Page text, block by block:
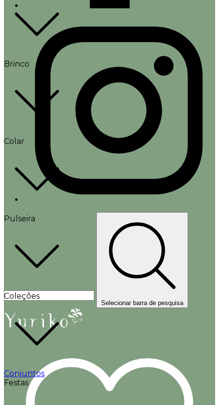
Brinco
Colar
Pulseira
Coleções
Conjuntos
Festas
Selecionar barra de pesquisa